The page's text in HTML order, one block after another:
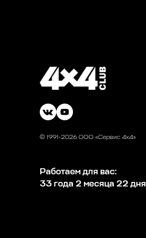
© 1991-2026 ООО «Сервис 4х4»
Работаем для вас:
33 года 2 месяца 22 дня